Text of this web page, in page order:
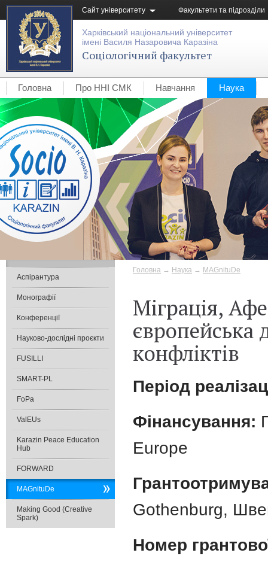
Сайт університету Факультети та підрозділи
Харківський національний університет
імені Василя Назаровича Каразіна
Соціологічний факультет
Головна Про ННІ СМК Навчання Наука
Головна → Наука → MAGnituDe
Міграція,
європейська
конфліктів
Період
Фінансування:
Europe
Gothenburg,
Номер
Аспірантура
Монографії
Конференції
Науково-дослідні проєкти
FUSILLI
SMART-PL
FoPa
ValEUs
Karazin Peace Education
Hub
FORWARD
MAGnituDe
Making Good (Creative
Spark)